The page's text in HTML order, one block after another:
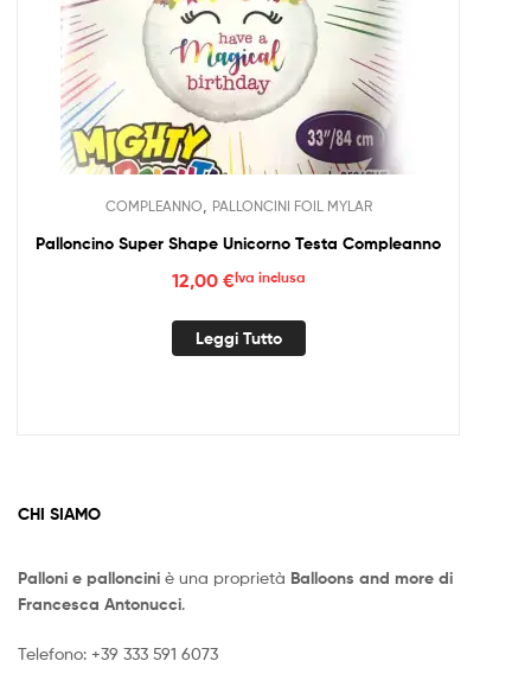
COMPLEANNO PALLONCINI FOIL MYLAR
Palloncino Super Shape Unicorno Testa Compleanno
12,00 €Iva inclusa
Leggi Tutto
CHI SIAMO
Palloni e palloncini è una proprietà Balloons and more di
Francesca Antonucci.
Telefono: +39 333 591 6073